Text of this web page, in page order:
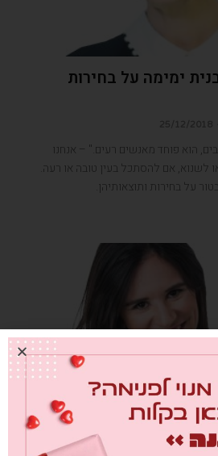
ימימה על בחירות
הוא פוחד מאנשים רעים." – אנחנו
לשנוא, אם להסתכל בעין טובה או רעה.
על בחירות ותוצאותיהן.